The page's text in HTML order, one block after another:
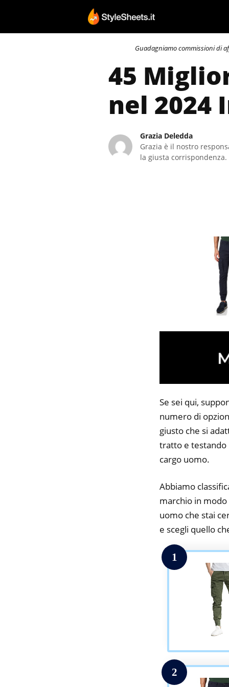
contenuto
Guadagniamo commissioni di
45
nel 2024
Grazia Deledda
Grazia è il nostro
la giusta
Se sei qui,
numero di
giusto che si
tratto e testando
cargo uomo.
Abbiamo
marchio in
uomo che stai
e scegli quello
1
2